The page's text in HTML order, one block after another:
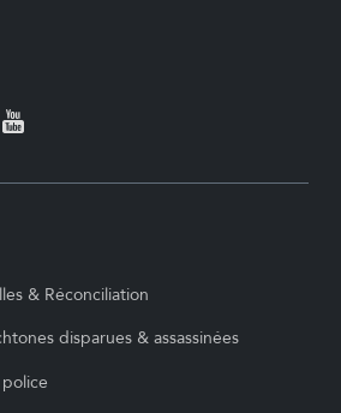
& Réconciliation
disparues & assassinées